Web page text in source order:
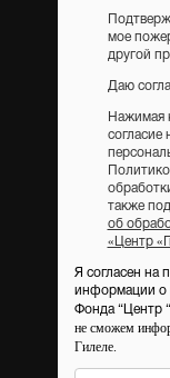
мое
другой
Даю
Нажимая
согласие
также
об
«Центр
Я согласен на
информации о
Фонда “Центр
не сможем
Гилеле.